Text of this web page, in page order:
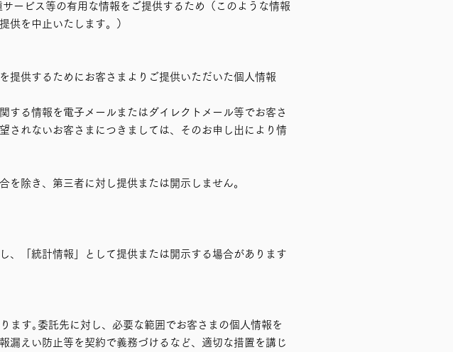
ービス等の有用な情報をご提供するため（このような情報
供を中止いたします。）
提供するためにお客さまよりご提供いただいた個人情報
する情報を電子メールまたはダイレクトメール等でお客さ
されないお客さまにつきましては、そのお申し出により情
を除き、第三者に対し提供または開示しません。
、「統計情報」として提供または開示する場合があります
ます｡委託先に対し、必要な範囲でお客さまの個人情報を
漏えい防止等を契約で義務づけるなど、適切な措置を講じ